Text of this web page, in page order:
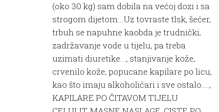
(oko 30 kg) sam dobila na većoj dozi i sa
strogom dijetom...Uz tovraste tlsk, šećer,
trbuh se napuhne kaobda je trudnički,
zadržavanje vode u tijelu, pa treba
uzimati diuretike..., stanjivanje kože,
crvenilo kože, popucane kapilare po licu,
kao što imaju alkoholičari i sve ostalo....,
KAPILARE PO ČITAVOM TIJELU